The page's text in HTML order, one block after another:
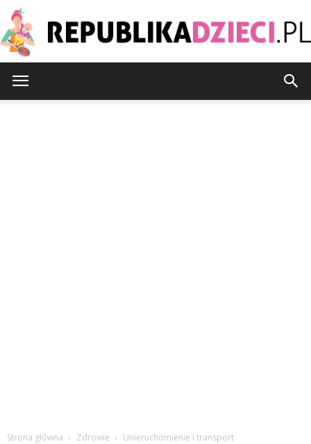
Strona główna Zdrowie Unieruchomienie i transport